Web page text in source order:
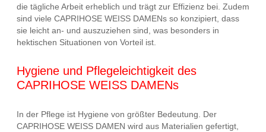
die tägliche Arbeit erheblich und trägt zur Effizienz bei. Zudem
sind viele CAPRIHOSE WEISS DAMENs so konzipiert, dass
sie leicht an- und auszuziehen sind, was besonders in
hektischen Situationen von Vorteil ist.
Hygiene und Pflegeleichtigkeit des
CAPRIHOSE WEISS DAMENs
In der Pflege ist Hygiene von größter Bedeutung. Der
CAPRIHOSE WEISS DAMEN wird aus Materialien gefertigt,